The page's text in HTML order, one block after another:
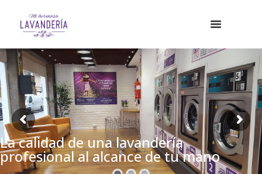
La calidad de una lavandería
profesional al alcance de tu mano